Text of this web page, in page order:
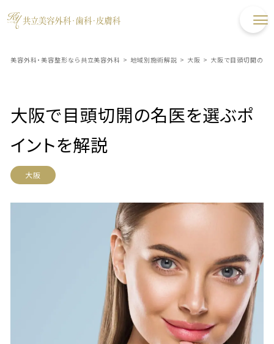
美容外科・美容整形なら共立美容外科 > 地域別施術解説 > 大阪 > 大阪で目頭切開の名
大阪で目頭切開の名医を選ぶポ
イントを解説
大阪